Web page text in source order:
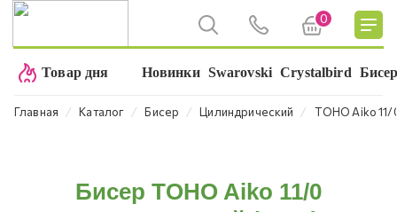
0
Товар дня Новинки Swarovski Crystalbird
Главная ⁄ Каталог ⁄ Бисер ⁄ Цилиндрический ⁄ TOHO Aiko 11/
Бисер TOHO Aiko 11/0